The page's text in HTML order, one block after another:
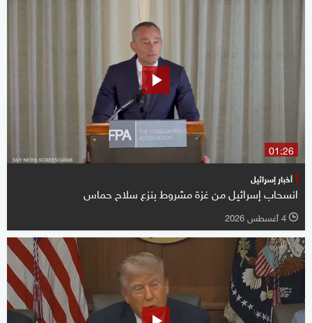
01:26
أخبار إسرائيل
انسحاب إسرائيل من غزة مشروط بنزع سلاح حماس
l 4 أغسطس 2026